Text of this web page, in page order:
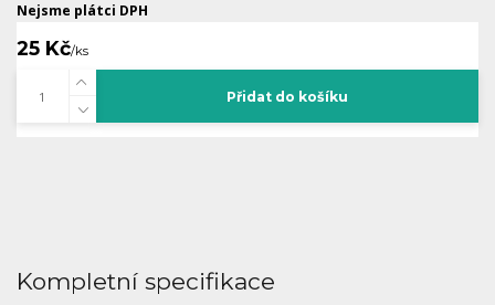
Nejsme plátci DPH
25 Kč/ks
Přidat do košíku
Kompletní specifikace